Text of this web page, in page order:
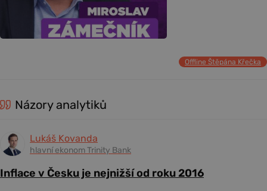
Offline Štěpána Křečka
Názory analytiků
Lukáš Kovanda
hlavní ekonom Trinity Bank
Inflace v Česku je nejnižší od roku 2016